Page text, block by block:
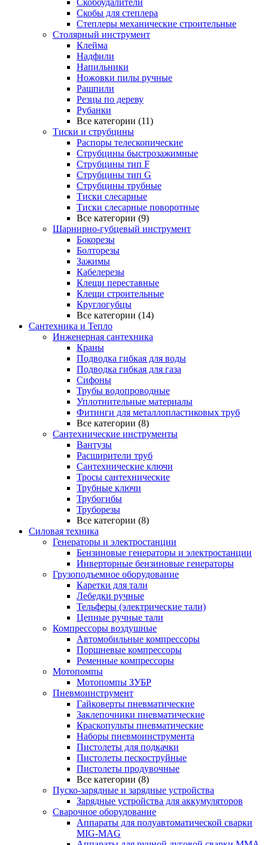
Скобоудалители
Скобы для степлера
Степлеры механические строительные
Столярный инструмент
Клейма
Надфили
Напильники
Ножовки пилы ручные
Рашпили
Резцы по дереву
Рубанки
Все категории (11)
Тиски и струбцины
Распоры телескопические
Струбцины быстрозажимные
Струбцины тип F
Струбцины тип G
Струбцины трубные
Тиски слесарные
Тиски слесарные поворотные
Все категории (9)
Шарнирно-губцевый инструмент
Бокорезы
Болторезы
Зажимы
Кабелерезы
Клещи переставные
Клещи строительные
Круглогубцы
Все категории (14)
Сантехника и Тепло
Инженерная сантехника
Краны
Подводка гибкая для воды
Подводка гибкая для газа
Сифоны
Трубы водопроводные
Уплотнительные материалы
Фитинги для металлопластиковых труб
Все категории (8)
Сантехнические инструменты
Вантузы
Расширители труб
Сантехнические ключи
Тросы сантехнические
Трубные ключи
Трубогибы
Труборезы
Все категории (8)
Силовая техника
Генераторы и электростанции
Бензиновые генераторы и электростанции
Инверторные бензиновые генераторы
Грузоподъемное оборудование
Каретки для тали
Лебедки ручные
Тельферы (электрические тали)
Цепные ручные тали
Компрессоры воздушные
Автомобильные компрессоры
Поршневые компрессоры
Ременные компрессоры
Мотопомпы
Мотопомпы ЗУБР
Пневмоинструмент
Гайковерты пневматические
Заклепочники пневматические
Краскопульты пневматические
Наборы пневмоинструмента
Пистолеты для подкачки
Пистолеты пескоструйные
Пистолеты продувочные
Все категории (8)
Пуско-зарядные и зарядные устройства
Зарядные устройства для аккумуляторов
Сварочное оборудование
Аппараты для полуавтоматической сварки
MIG-MAG